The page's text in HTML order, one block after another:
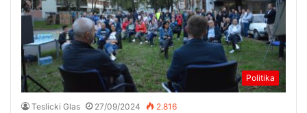
Politika
Teslicki Glas 27/09/2024 2.816